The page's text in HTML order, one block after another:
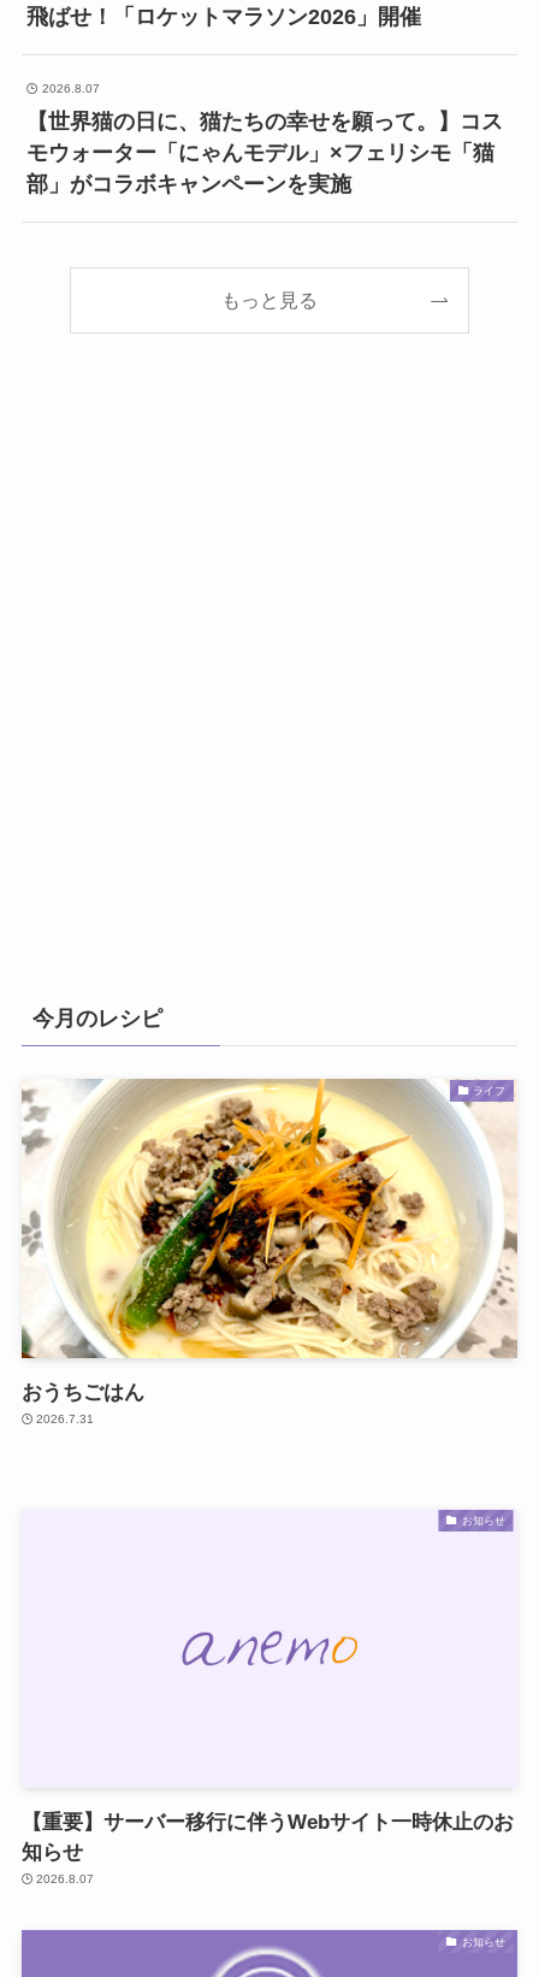
飛ばせ！「ロケットマラソン2026」開催
2026.8.07
【世界猫の日に、猫たちの幸せを願って。】コス
モウォーター「にゃんモデル」×フェリシモ「猫
部」がコラボキャンペーンを実施
もっと見る
今月のレシピ
ライフ
おうちごはん
2026.7.31
お知らせ
【重要】サーバー移行に伴うWebサイト一時休止のお
知らせ
2026.8.07
お知らせ